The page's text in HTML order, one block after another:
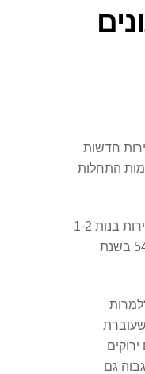
של דירות חדשות ברמת גן: בשלושת הרבעונים הראשונים של 2021 החלו להיבנות בעיר 1,085 דירות חדשות, וזאת לעומת 2,671 דירות חדשות
במקום ה-8 מבין הערים המובילות בכמות התחלות
מהתפלגות הנתונים לפי סוגי דירות ניתן לראות כי החלו להיבנות 522 דירות בנות 3 חדרים ברמת גן מתחילת 2021, לעומת 888 ב-2020; אחריהן החלו להיבנות 241 דירות בנות 1-2
חדרים לעומת 317 ב-2020; כ-174 דירות בנות 5 חדרים לעומת 465 בשנה הקודמת; 132 דירות 4 חדרים ויותר לעומת 947 ב-2020 ו-16 דירות בנות 6 חדרים לעומת 54 בשנת
שעוברת
גם